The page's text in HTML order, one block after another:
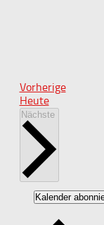
Vorherige
Heute
Nächste
Kalender